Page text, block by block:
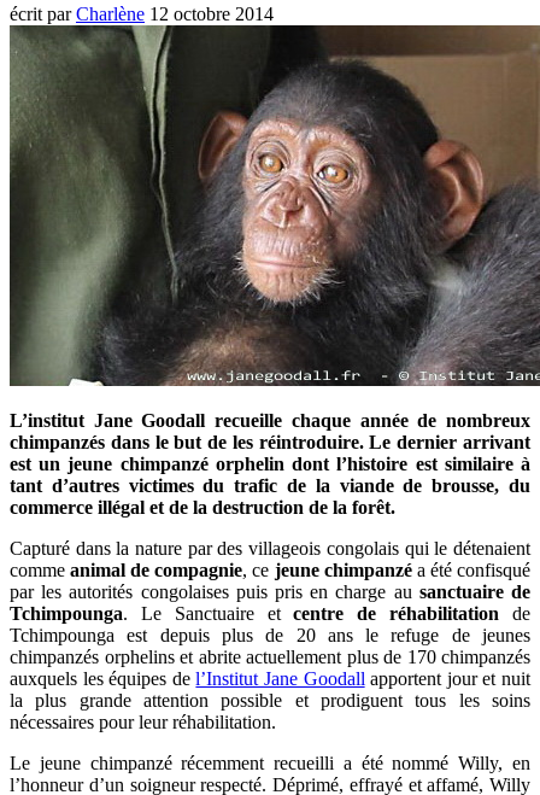
écrit parCharlène 12 octobre 2014
L’institut Jane Goodall recueille chaque année de nombreux
chimpanzés dans le but de les réintroduire. Le dernier arrivant
est un jeune chimpanzé orphelin dont l’histoire est similaire à
tant d’autres victimes du trafic de la viande de brousse, du
commerce illégal et de la destruction de la forêt.
Capturé dans la nature par des villageois congolais qui le détenaient
commeanimal de compagnie, ce jeune chimpanzéa été confisqué
par les autorités congolaises puis pris en charge au sanctuaire de
Tchimpounga. Le Sanctuaire etcentre de réhabilitation de
Tchimpounga est depuis plus de 20 ans le refuge de jeunes
chimpanzés orphelins et abrite actuellement plus de 170 chimpanzés
auxquels les équipes del’Institut Jane Goodall apportent jour et nuit
la plus grande attention possible et prodiguent tous les soins
nécessaires pour leur réhabilitation.
Le jeune chimpanzé récemment recueilli a été nommé Willy, en
l’honneur d’un soigneur respecté. Déprimé, effrayé et affamé, Willy